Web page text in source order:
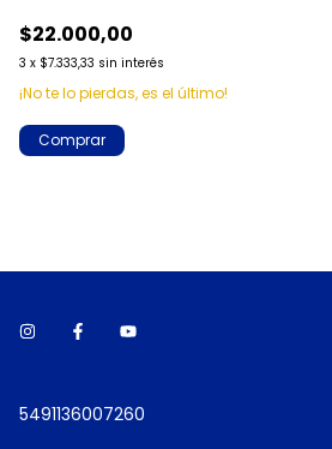
$22.000,00
3 x $7.333,33 sin interés
¡No te lo pierdas, es el último!
Comprar
5491136007260